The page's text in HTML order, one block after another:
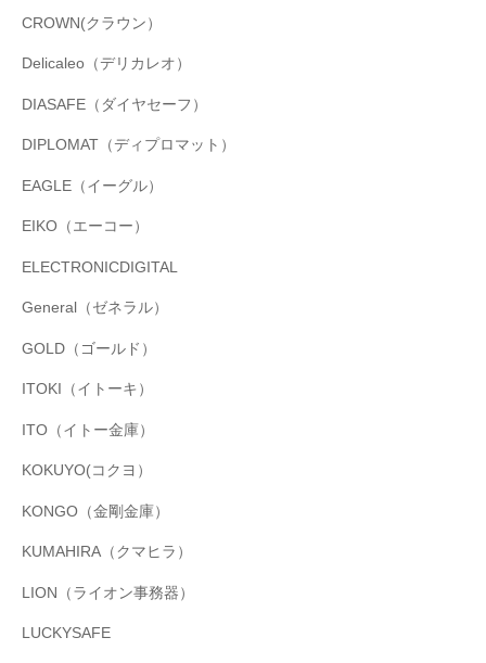
CROWN(クラウン）
Delicaleo（デリカレオ）
DIASAFE（ダイヤセーフ）
DIPLOMAT（ディプロマット）
EAGLE（イーグル）
EIKO（エーコー）
ELECTRONICDIGITAL
General（ゼネラル）
GOLD（ゴールド）
ITOKI（イトーキ）
ITO（イトー金庫）
KOKUYO(コクヨ）
KONGO（金剛金庫）
KUMAHIRA（クマヒラ）
LION（ライオン事務器）
LUCKYSAFE